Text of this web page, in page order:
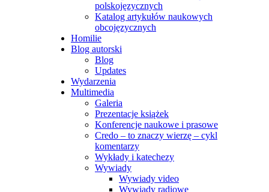
polskojęzycznych
Katalog artykułów naukowych
obcojęzycznych
Homilie
Blog autorski
Blog
Updates
Wydarzenia
Multimedia
Galeria
Prezentacje książek
Konferencje naukowe i prasowe
Credo – to znaczy wierzę – cykl
komentarzy
Wykłady i katechezy
Wywiady
Wywiady video
Wywiady radiowe